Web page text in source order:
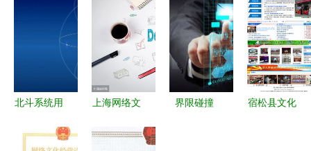
时？邦眼的
技术力量揭
三家标杆企
业携数智典
范揽获智能
激光与聚醚
等经济界动
造考核涌现
5G全连接
工厂的建设
关键与网络
技术服务之
道
联网私人订
制工厂的全
国化之途
北斗系统用
网络技术服
上海网络文
界限碰撞
宿松县文化